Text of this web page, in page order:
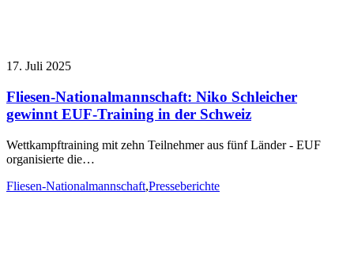
17. Juli 2025
Fliesen-Nationalmannschaft: Niko Schleicher
gewinnt EUF-Training in der Schweiz
Wettkampftraining mit zehn Teilnehmer aus fünf Länder - EUF
organisierte die…
Fliesen-Nationalmannschaft,Presseberichte